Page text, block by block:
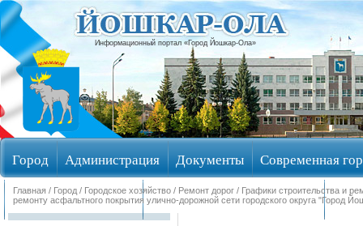
Информационный портал «Город Йошкар-Ола»
Город Администрация Документы Современная
Обращения граждан Общественные обсуждения
Главная / Город / Городское хозяйство / Ремонт дорог / Графики строительства и
ремонту асфальтного покрытия улично-дорожной сети городского округа "Город